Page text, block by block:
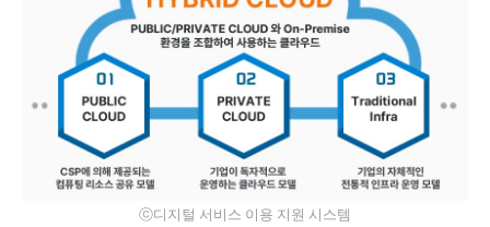
ⓒ디지털 서비스 이용 지원 시스템